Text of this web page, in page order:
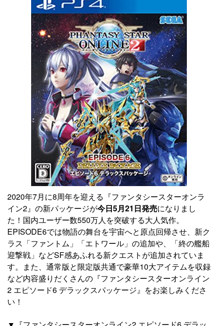
2020年7月に8周年を迎える『ファンタシースターオンラ
イン2』の新パッケージが今日5月21日発売になりまし
た！国内ユーザー数550万人を突破する大人気作。
EPISODE6では物語の舞台を宇宙へと原点回帰させ、新ク
ラス「ファントム」「エトワール」の追加や、「終の艦船
迎撃戦」などSF感あふれる新クエストが追加されていま
す。また、通常版と限定版共通で豪華10大アイテムを収録
など内容盛りだくさんの『ファンタシースターオンライン
2 エピソード6 デラックスパッケージ』をお楽しみくださ
い！